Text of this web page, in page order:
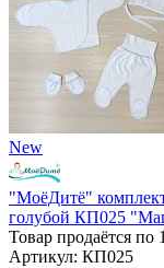
New
"МоёДитё"
голубой КП025
Товар продаётся по
Артикул: КП025